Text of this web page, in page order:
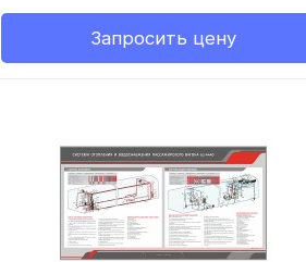
Запросить цену